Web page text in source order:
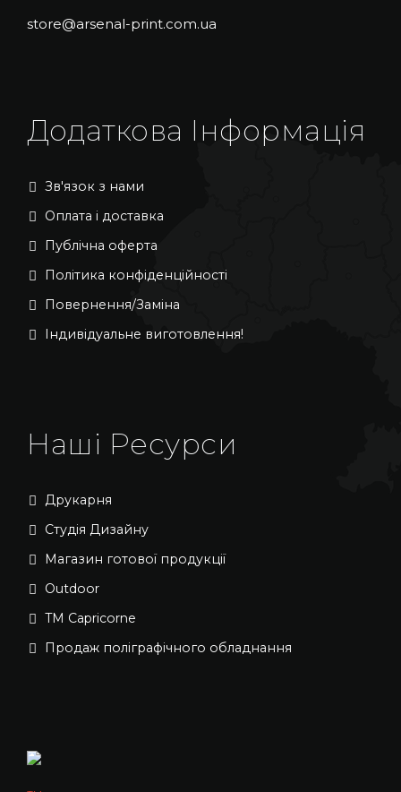
store@arsenal-print.com.ua
Додаткова Інформація
Зв'язок з нами
Оплата і доставка
Публічна оферта
Політика конфіденційності
Повернення/Заміна
Індивідуальне виготовлення!
Наші Ресурси
Друкарня
Студія Дизайну
Магазин готової продукції
Outdoor
TM Capricorne
Продаж поліграфічного обладнання